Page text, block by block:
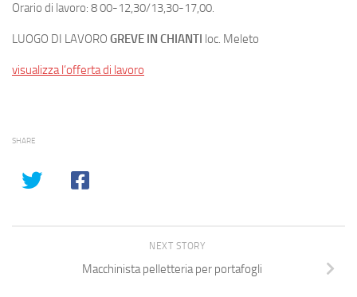
Orario di lavoro: 8 00-12,30/13,30-17,00.
LUOGO DI LAVORO GREVE IN CHIANTI loc. Meleto
visualizza l’offerta di lavoro
SHARE
NEXT STORY
Macchinista pelletteria per portafogli